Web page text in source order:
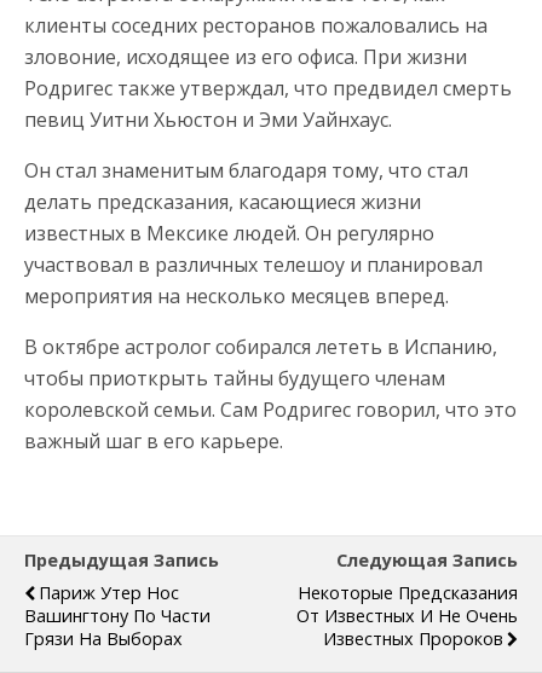
клиенты соседних ресторанов пожаловались на
зловоние, исходящее из его офиса. При жизни
Родригес также утверждал, что предвидел смерть
певиц Уитни Хьюстон и Эми Уайнхаус.
Он стал знаменитым благодаря тому, что стал
делать предсказания, касающиеся жизни
известных в Мексике людей. Он регулярно
участвовал в различных телешоу и планировал
мероприятия на несколько месяцев вперед.
В октябре астролог собирался лететь в Испанию,
чтобы приоткрыть тайны будущего членам
королевской семьи. Сам Родригес говорил, что это
важный шаг в его карьере.
Предыдущая Запись
Париж Утер Нос
Вашингтону По Части
Грязи На Выборах
Следующая Запись
Некоторые Предсказания
От Известных И Не Очень
Известных Пророков